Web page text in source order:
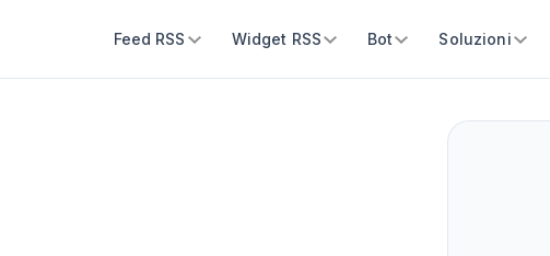
Feed RSS Widget RSS Bot Soluzioni